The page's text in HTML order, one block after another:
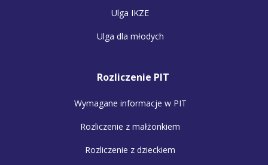
Ulga IKZE
Ulga dla młodych
Rozliczenie PIT
Wymagane informacje w PIT
Rozliczenie z małżonkiem
Rozliczenie z dzieckiem